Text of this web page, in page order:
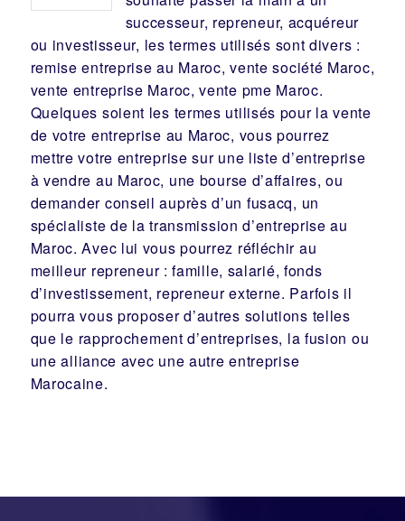
successeur, repreneur, acquéreur
ou investisseur, les termes utilisés sont divers :
remise entreprise au Maroc, ventesociété Maroc,
vente entreprise Maroc, vente pme Maroc.
Quelques soient les termes utilisés pour la vente
de votre entreprise au Maroc, vous pourrez
mettre votre entreprise sur une liste d’entreprise
à vendre au Maroc, une bourse d’affaires, ou
demander conseil auprès d’un fusacq, un
spécialiste de latransmission d’entreprise au
Maroc. Avec lui vous pourrez réfléchir au
meilleur repreneur:famille, salarié, fonds
d’investissement, repreneur externe. Parfois il
pourra vous proposer d’autres solutions telles
que le rapprochement d’entreprises, la fusion ou
unealliance avec une autre entreprise
Marocaine.